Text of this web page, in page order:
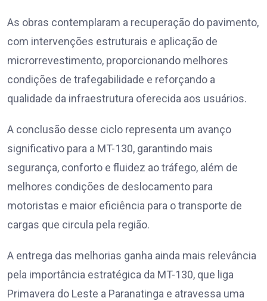
As obras contemplaram a recuperação do pavimento,
com intervenções estruturais e aplicação de
microrrevestimento, proporcionando melhores
condições de trafegabilidade e reforçando a
qualidade da infraestrutura oferecida aos usuários.
A conclusão desse ciclo representa um avanço
significativo para a MT-130, garantindo mais
segurança, conforto e fluidez ao tráfego, além de
melhores condições de deslocamento para
motoristas e maior eficiência para o transporte de
cargas que circula pela região.
A entrega das melhorias ganha ainda mais relevância
pela importância estratégica da MT-130, que liga
Primavera do Leste a Paranatinga e atravessa uma